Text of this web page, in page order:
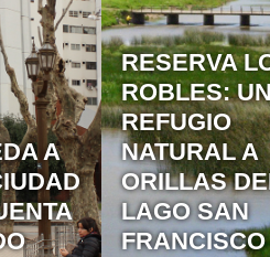
LA RUTA
ROCK
ARGENTINO